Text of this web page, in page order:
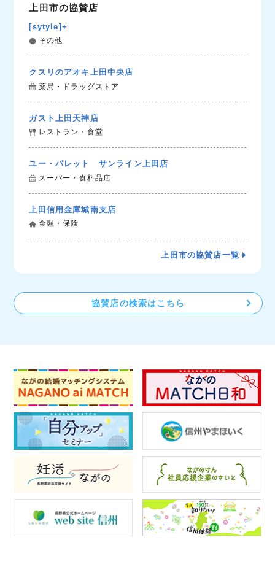
上田市の協賛店
[sytyle]+
その他
クスリのアオキ上田中央店
薬局・ドラッグストア
ガスト上田天神店
レストラン・食堂
ユー・パレット サンライン上田店
スーパー・食料品店
上田信用金庫城南支店
金融・保険
上田市の協賛店一覧
協賛店の検索はこちら